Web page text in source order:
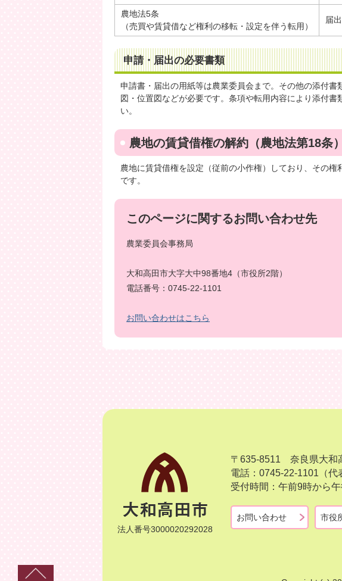
農地法5条
（売買や賃貸借など権利の移転・設定を伴う転用）
届出
申請・届出の必要書類
申請書・届出の用紙等は農業委員会まで。その他の添付
図・位置図などが必要です。条項や転用内容により添付
い。
農地の賃貸借権の解約（農地法第18条）
農地に賃貸借権を設定（従前の小作権）しており、その
です。
このページに関するお問い合わせ先
農業委員会事務局
大和高田市大字大中98番地4（市役所2階）
電話番号：0745-22-1101
お問い合わせはこちら
法人番号3000020292028
〒635-8511 奈良県大和
電話：0745-22-1101（代
受付時間：午前9時から
お問い合わせ 市役